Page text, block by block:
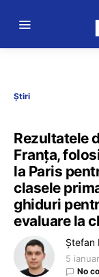
Știri
Rezultatele
Franța,
la Paris
clasele
ghiduri
evaluare la
Ștefan
5
No